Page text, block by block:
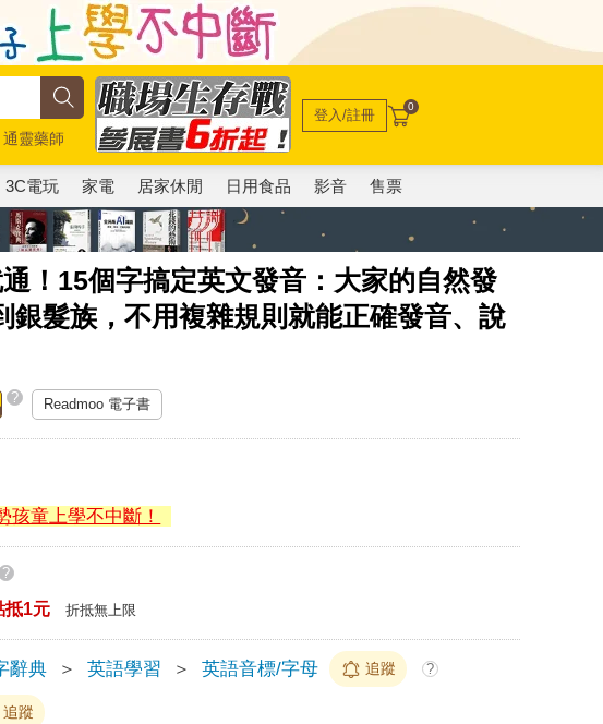
通靈藥師
登入/註冊 0
3C電玩 家電 居家休閒 日用食品 影音 售票
通！15個字搞定英文發音：大家的自然發
銀髮族，不用複雜規則就能正確發音、說
? Readmoo 電子書
孩童上學不中斷！
?
抵1元 折抵無上限
辭典 ＞ 英語學習 ＞ 英語音標/字母 追蹤 ?
追蹤